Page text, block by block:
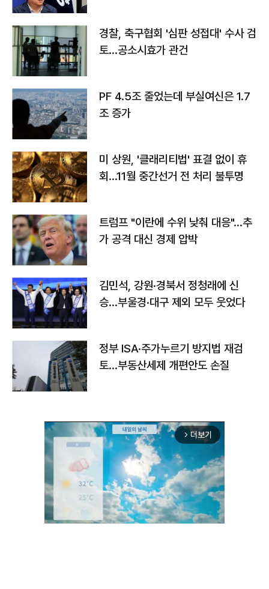
경찰, 축구협회 '심판 성접대' 수사 검
토…공소시효가 관건
PF 4.5조 줄었는데 부실여신은 1.7
조 증가
미 상원, '클래리티법' 표결 없이 휴
회…11월 중간선거 전 처리 불투명
트럼프 "이란에 수위 낮춰 대응"…추
가 공격 대신 경제 압박
김민석, 강원·경북서 정청래에 신
승…부울경·대구 제외 모두 웃었다
정부 ISA·주가누르기 방지법 재검
토…부동산세제 개편안도 손질
arrow_forward_ios 더보기